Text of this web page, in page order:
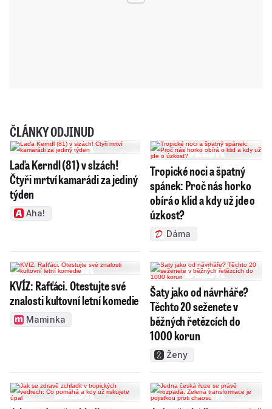
ČLÁNKY ODJINUD
Laďa Kerndl (81) v slzách!
Čtyři mrtví kamarádi za jediný
týden
Aha!
Tropické noci a špatný
spánek: Proč nás horko
obírá o klid a kdy už jde o
úzkost?
Dáma
KVÍZ: Rafťáci. Otestujte své
znalosti kultovní letní komedie
Maminka
Šaty jako od návrháře?
Těchto 20 seženete v
běžných řetězcích do
1000 korun
Ženy